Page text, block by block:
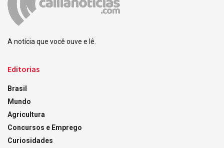
A notícia que você ouve e lê.
Editorias
Brasil
Mundo
Agricultura
Concursos e Emprego
Curiosidades